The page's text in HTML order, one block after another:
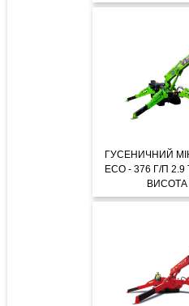
ГУСЕНИЧНИЙ
ECO - 376 Г/П
ВИСОТА